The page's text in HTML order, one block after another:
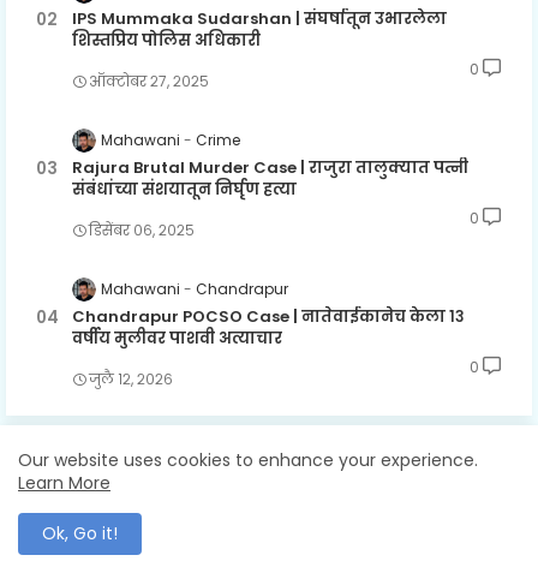
IPS Mummaka Sudarshan | संघर्षातून उभारलेला
शिस्तप्रिय पोलिस अधिकारी
ऑक्टोबर २७, २०२५
0
Mahawani Crime
Rajura Brutal Murder Case | राजुरा तालुक्यात पत्नी
संबंधांच्या संशयातून निर्घृण हत्या
डिसेंबर ०६, २०२५
0
Mahawani Chandrapur
Chandrapur POCSO Case | नातेवाईकानेच केला १३
वर्षीय मुलीवर पाशवी अत्याचार
जुलै १२, २०२६
0
LABELS
Chandrapur
Our website uses cookies to enhance your experience.
Learn More
Ok, Go it!